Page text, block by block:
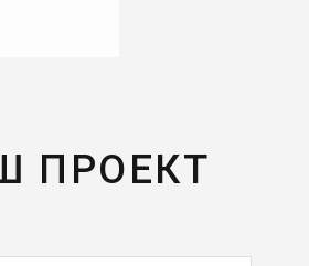
ПРОЕКТ